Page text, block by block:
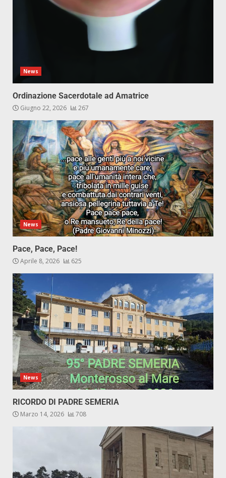
News
Ordinazione Sacerdotale ad Amatrice
Giugno 22, 2026 267
News
Pace, Pace, Pace!
Aprile 8, 2026 625
News
RICORDO DI PADRE SEMERIA
Marzo 14, 2026 708